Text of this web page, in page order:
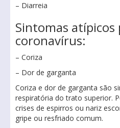
– Diarreia
Sintomas atípicos
coronavírus:
– Coriza
– Dor de garganta
Coriza e dor de garganta são
respiratória do trato superior.
crises de espirros ou nariz
gripe ou resfriado comum.